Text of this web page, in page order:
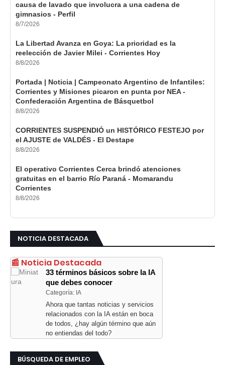
causa de lavado que involucra a una cadena de
gimnasios - Perfil
8/7/2026
La Libertad Avanza en Goya: La prioridad es la
reelección de Javier Milei - Corrientes Hoy
8/8/2026
Portada | Noticia | Campeonato Argentino de Infantiles:
Corrientes y Misiones picaron en punta por NEA -
Confederación Argentina de Básquetbol
8/8/2026
CORRIENTES SUSPENDIÓ un HISTÓRICO FESTEJO por
el AJUSTE de VALDÉS - El Destape
8/8/2026
El operativo Corrientes Cerca brindó atenciones
gratuitas en el barrio Río Paraná - Momarandu
Corrientes
8/8/2026
NOTICIA DESTACADA
📰 Noticia Destacada
33 términos básicos sobre la IA
que debes conocer
Categoría: IA
Ahora que tantas noticias y servicios
relacionados con la IA están en boca
de todos, ¿hay algún término que aún
no entiendas del todo?
BÚSQUEDA DE EMPLEO